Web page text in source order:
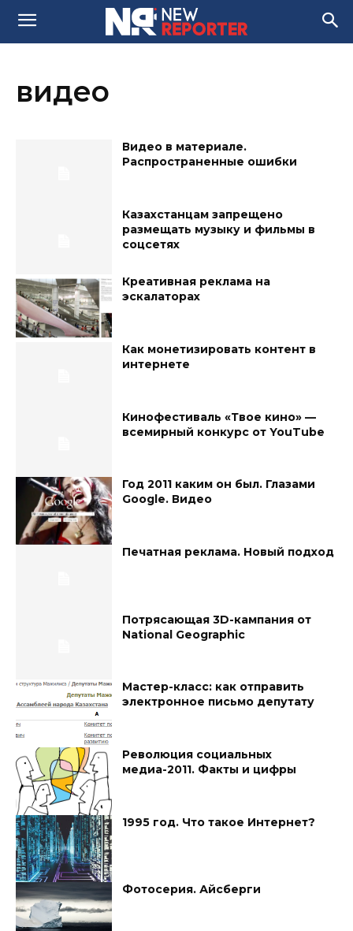
видео
Видео в материале.
Распространенные ошибки
Казахстанцам запрещено
размещать музыку и фильмы в
соцсетях
Креативная реклама на
эскалаторах
Как монетизировать контент в
интернете
Кинофестиваль «Твое кино» —
всемирный конкурс от YouTube
Год 2011 каким он был. Глазами
Google. Видео
Печатная реклама. Новый подход
Потрясающая 3D-кампания от
National Geographic
Мастер-класс: как отправить
электронное письмо депутату
Революция социальных
медиа-2011. Факты и цифры
1995 год. Что такое Интернет?
Фотосерия. Айсберги